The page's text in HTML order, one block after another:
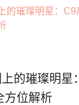
的璀璨明星：
方位解析